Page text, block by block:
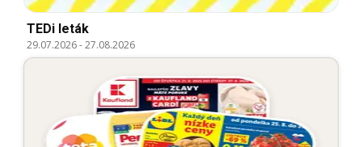
TEDi leták
29.07.2026-27.08.2026